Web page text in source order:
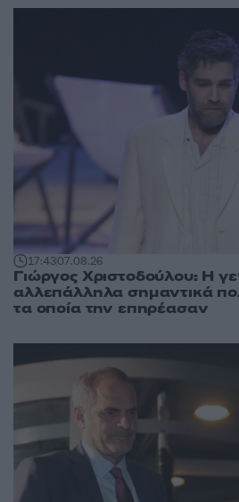
17:4307.08.26
Γιώργος Χριστοδούλου: Η
αλλεπάλληλα σημαντικά
τα οποία την επηρέασαν